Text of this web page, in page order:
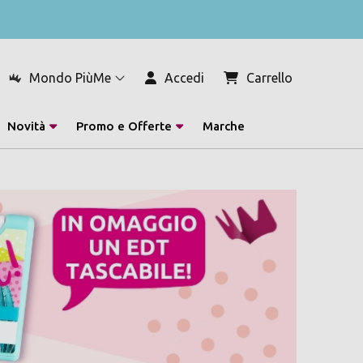
Mondo PiùMe Accedi Carrello
Novità Promo e Offerte Marche